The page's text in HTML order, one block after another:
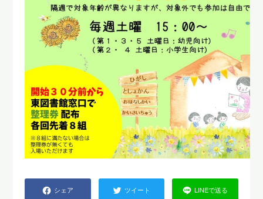
シェア ツイート LINEで送る